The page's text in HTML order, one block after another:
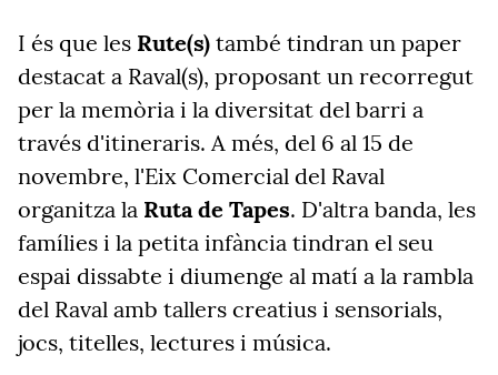
I és que les Rute(s) també tindran un paper
destacat a Raval(s), proposant un recorregut
per la memòria i la diversitat del barri a
través d'itineraris. A més, del 6 al 15 de
novembre, l'Eix Comercial del Raval
organitza la Ruta de Tapes. D'altra banda, les
famílies i la petita infància tindran el seu
espai dissabte i diumenge al matí a la rambla
del Raval amb tallers creatius i sensorials,
jocs, titelles, lectures i música.